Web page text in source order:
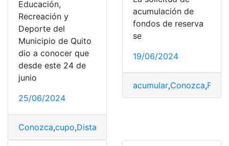
Educación,
Recreación y
Deporte del
Municipio de Quito
dio a conocer que
desde este 24 de
junio
25/06/2024
Conozca,cupo,Distancia
acumulación de
fondos de reserva
se
19/06/2024
acumular,Conozca,